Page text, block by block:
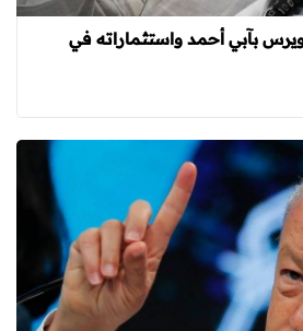
بآبي أحمد واستثماراته في